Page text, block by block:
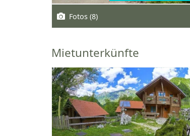
Fotos (8)
Mietunterkünfte